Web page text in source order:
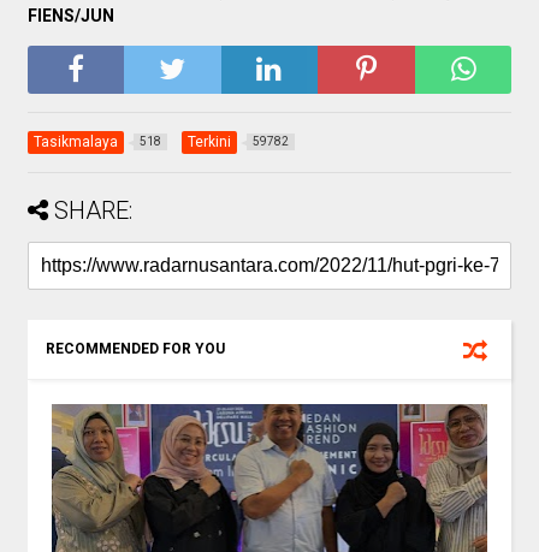
FIENS/JUN
Tasikmalaya 518 Terkini 59782
SHARE:
RECOMMENDED FOR YOU